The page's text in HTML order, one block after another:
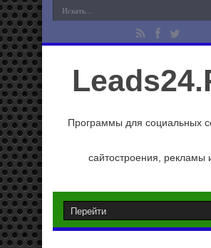
Программы для социальных
сайтостроения, рекламы